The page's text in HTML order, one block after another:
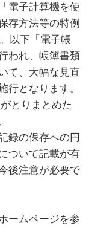
電子計算機を使
存方法等の特例
以下「電子帳
われ、帳簿書類
て、大幅な見直
行となります。
とりまとめた
録の保存への円
ついて記載が有
後注意が必要で
ームページを参